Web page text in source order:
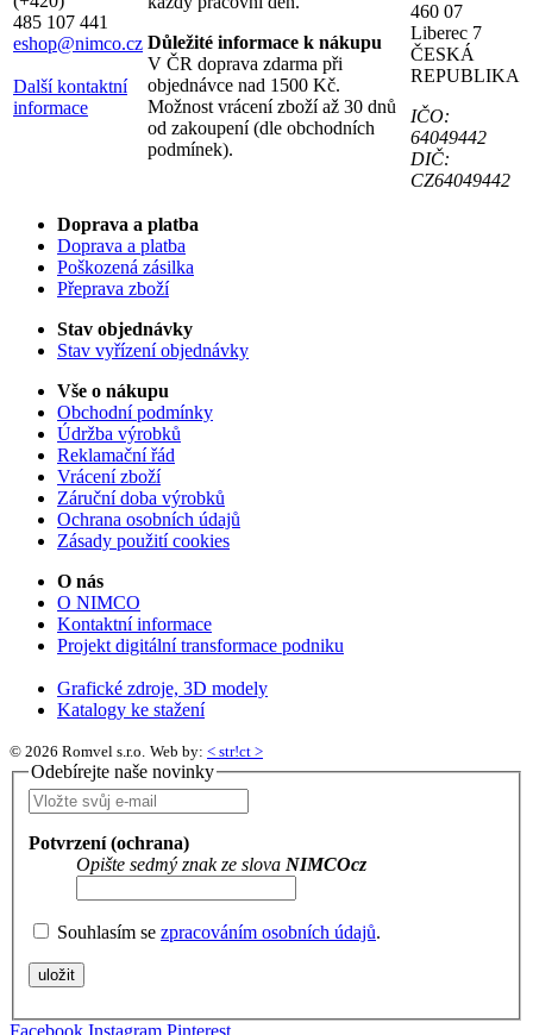
485 107 441
eshop@nimco.cz
Další kontaktní
informace
Důležité informace k nákupu
V ČR doprava zdarma při
objednávce nad 1500 Kč.
Možnost vrácení zboží až 30 dnů
od zakoupení (dle obchodních
podmínek).
460 07
Liberec 7
ČESKÁ
REPUBLIKA
IČO:
64049442
DIČ:
CZ64049442
Doprava a platba
Doprava a platba
Poškozená zásilka
Přeprava zboží
Stav objednávky
Stav vyřízení objednávky
Vše o nákupu
Obchodní podmínky
Údržba výrobků
Reklamační řád
Vrácení zboží
Záruční doba výrobků
Ochrana osobních údajů
Zásady použití cookies
O nás
O NIMCO
Kontaktní informace
Projekt digitální transformace podniku
Grafické zdroje, 3D modely
Katalogy ke stažení
© 2026 Romvel s.r.o. Web by: < str!ct >
Odebírejte naše novinky
Potvrzení (ochrana)
Opište sedmý znak ze slova NIMCOcz
Souhlasím se zpracováním osobních údajů.